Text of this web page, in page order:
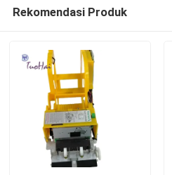
Rekomendasi Produk